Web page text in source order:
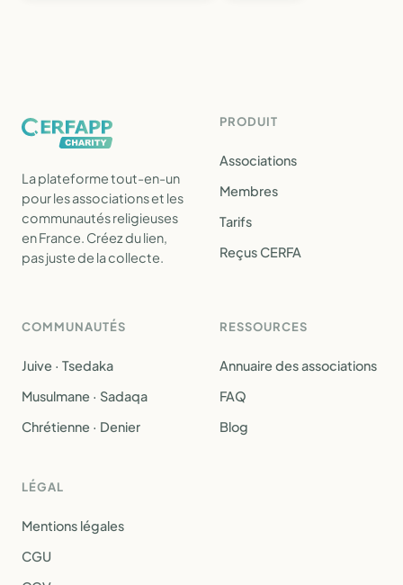
La plateforme tout-en-un
pour les associations et les
communautés religieuses
en France. Créez du lien,
pas juste de la collecte.
PRODUIT
Associations
Membres
Tarifs
Reçus CERFA
COMMUNAUTÉS
Juive · Tsedaka
Musulmane · Sadaqa
Chrétienne · Denier
RESSOURCES
Annuaire des associations
FAQ
Blog
LÉGAL
Mentions légales
CGU